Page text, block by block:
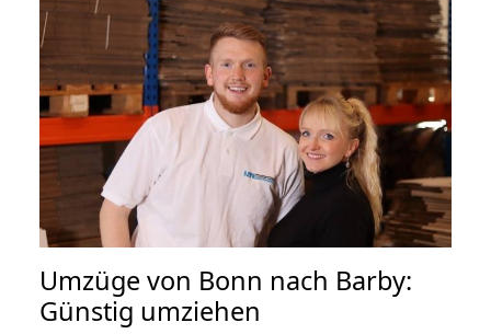
Umzüge von Bonn nach Barby:
Günstig umziehen